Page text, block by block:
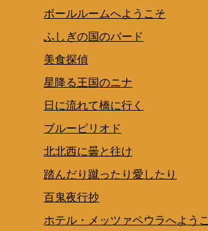
ボールルームへようこそ
ふしぎの国のバード
美食探偵
星降る王国のニナ
日に流れて橋に行く
ブルーピリオド
北北西に曇と往け
踏んだり蹴ったり愛したり
百鬼夜行抄
ホテル・メッツァペウラへよう